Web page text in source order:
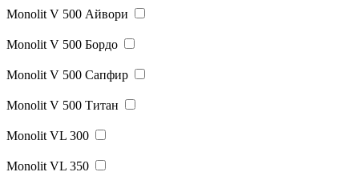
Monolit V 500 Айвори
Monolit V 500 Бордо
Monolit V 500 Сапфир
Monolit V 500 Титан
Monolit VL 300
Monolit VL 350